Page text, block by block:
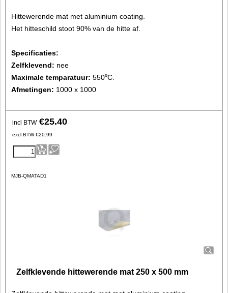
Hittewerende mat met aluminium coating.
Het hitteschild stoot 90% van de hitte af.
Specificaties:
Zelfklevend: nee
Maximale temparatuur: 550⁰C.
Afmetingen: 1000 x 1000
incl BTW €25.40
excl BTW €20.99
MJB-QMATAD1
Zelfklevende hittewerende mat 250 x 500 mm